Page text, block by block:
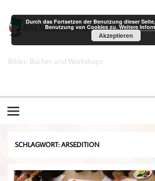
springen
Anna Karina
Bilder, Bücher und Workshops
SCHLAGWORT:ARSEDITION
Durch das Fortsetzen der Benutzung dieser
Benutzung von Cookies zu.Weitere
Akzeptieren